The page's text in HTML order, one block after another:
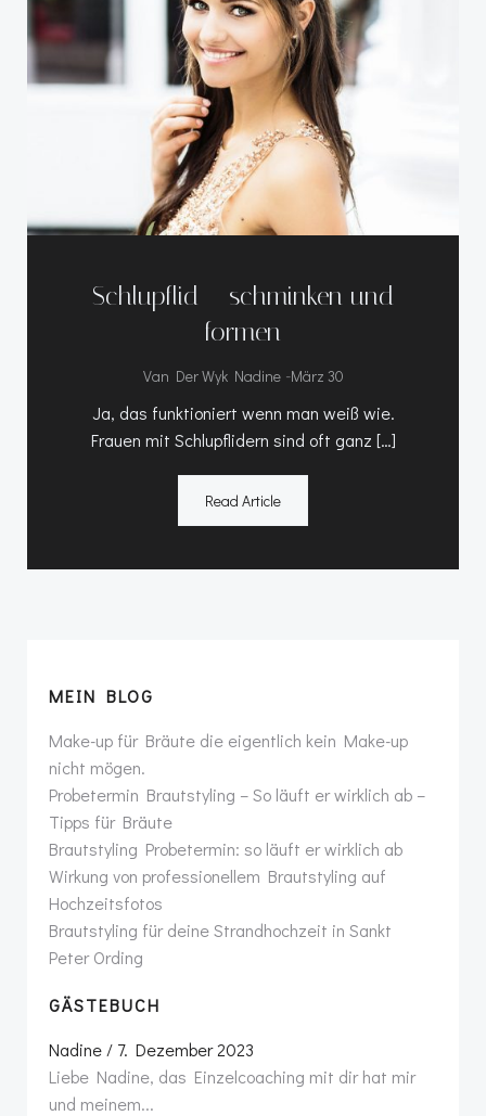
Schlupflid – schminken und
formen
Van Der Wyk Nadine -März 30
Ja, das funktioniert wenn man weiß wie.
Frauen mit Schlupflidern sind oft ganz […]
Read Article
MEIN BLOG
Make-up für Bräute die eigentlich kein Make-up
nicht mögen.
Probetermin Brautstyling – So läuft er wirklich ab –
Tipps für Bräute
Brautstyling Probetermin: so läuft er wirklich ab
Wirkung von professionellem Brautstyling auf
Hochzeitsfotos
Brautstyling für deine Strandhochzeit in Sankt
Peter Ording
GÄSTEBUCH
Nadine / 7. Dezember 2023
Liebe Nadine, das Einzelcoaching mit dir hat mir
und meinem...